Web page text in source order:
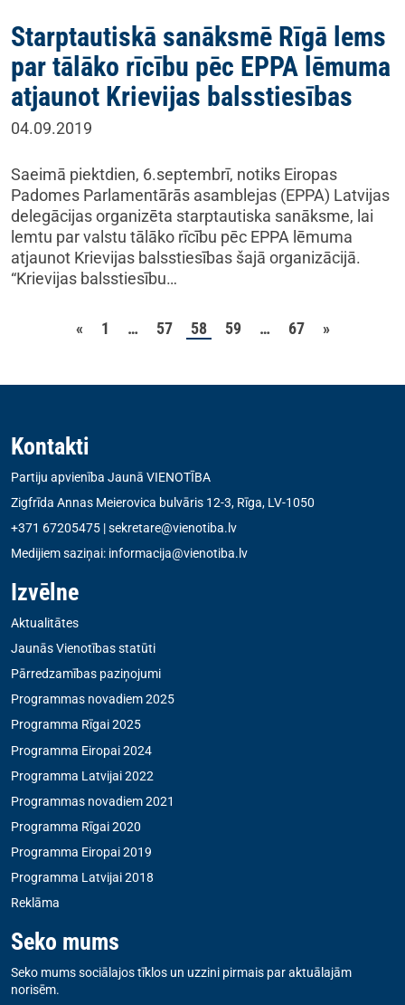
Starptautiskā sanāksmē Rīgā lems
par tālāko rīcību pēc EPPA lēmuma
atjaunot Krievijas balsstiesības
04.09.2019
Saeimā piektdien, 6.septembrī, notiks Eiropas
Padomes Parlamentārās asamblejas (EPPA) Latvijas
delegācijas organizēta starptautiska sanāksme, lai
lemtu par valstu tālāko rīcību pēc EPPA lēmuma
atjaunot Krievijas balsstiesības šajā organizācijā.
“Krievijas balsstiesību…
Ziņu numerācija pēc
« 1 … 57 58 59 … 67 »
Kontakti
Partiju apvienība Jaunā VIENOTĪBA
Zigfrīda Annas Meierovica bulvāris 12-3, Rīga, LV-1050
+371 67205475 |sekretare@vienotiba.lv
Medijiem saziņai: informacija@vienotiba.lv
Izvēlne
Aktualitātes
Jaunās Vienotības statūti
Pārredzamības paziņojumi
Programmas novadiem 2025
Programma Rīgai 2025
Programma Eiropai 2024
Programma Latvijai 2022
Programmas novadiem 2021
Programma Rīgai 2020
Programma Eiropai 2019
Programma Latvijai 2018
Reklāma
Seko mums
Seko mums sociālajos tīklos un uzzini pirmais par aktuālajām
norisēm.